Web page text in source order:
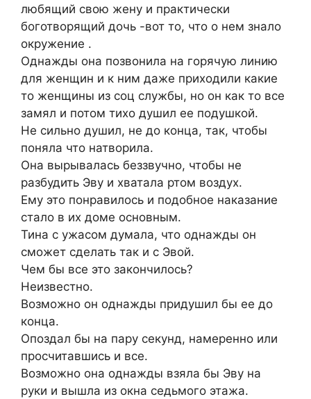
любящий свою жену и практически
боготворящий дочь -вот то, что о нем знало
окружение .
Однажды она позвонила на горячую линию
для женщин и к ним даже приходили какие
то женщины из соц службы, но он как то все
замял и потом тихо душил ее подушкой.
Не сильно душил, не до конца, так, чтобы
поняла что натворила.
Она вырывалась беззвучно, чтобы не
разбудить Эву и хватала ртом воздух.
Ему это понравилось и подобное наказание
стало в их доме основным.
Тина с ужасом думала, что однажды он
сможет сделать так и с Эвой.
Чем бы все это закончилось?
Неизвестно.
Возможно он однажды придушил бы ее до
конца.
Опоздал бы на пару секунд, намеренно или
просчитавшись и все.
Возможно она однажды взяла бы Эву на
руки и вышла из окна седьмого этажа.